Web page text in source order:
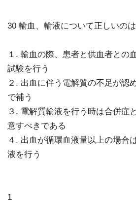
30 輸血、輸液について正しいのは
１. 輸血の際、患者と供血者との
試験を行う
２. 出血に伴う電解質の不足が認
で補う
３. 電解質輸液を行う時は合併症
意すべきである
４. 出血が循環血液量以上の場合
液を行う
1